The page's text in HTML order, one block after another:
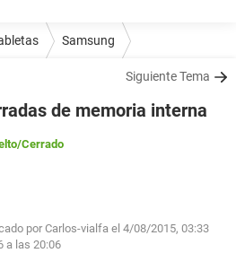
Samsung
Siguiente Tema
de memoria interna
/Cerrado
por Carlos-vialfa el 4/08/2015, 03:33
a las 20:06